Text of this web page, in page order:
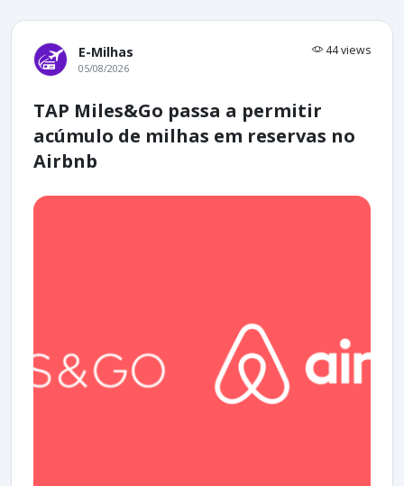
E-Milhas 44 views
05/08/2026
TAP Miles&Go passa a permitir
acúmulo de milhas em reservas no
Airbnb